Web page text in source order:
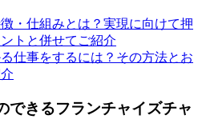
・仕組みとは？実現に向けて押
トと併せてご紹介
仕事をするには？その方法とお
できるフランチャイズチャ